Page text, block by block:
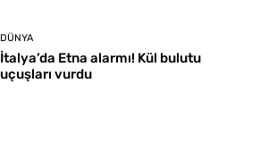
DÜNYA
İtalya’da Etna alarmı! Kül bulutu
uçuşları vurdu